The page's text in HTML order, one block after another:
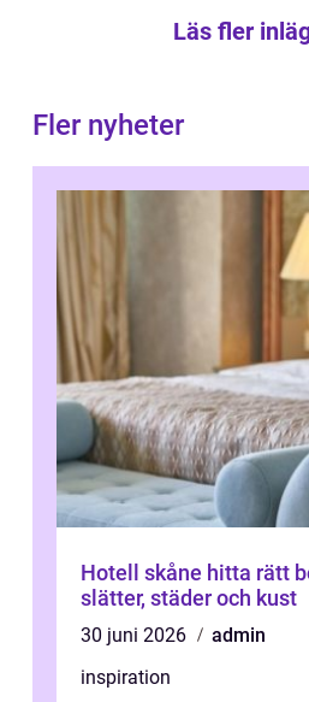
Läs fler
Fler nyheter
Hotell skåne hitta rätt boende bland
slätter, städer och kust
30 juni 2026
admin
inspiration